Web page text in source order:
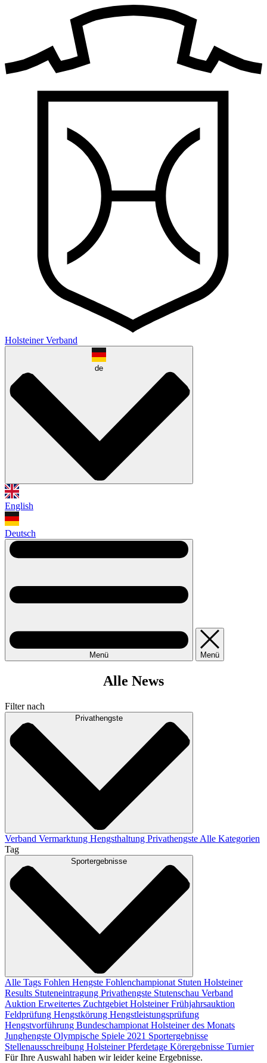
Holsteiner Verband
de
English
Deutsch
Menü Menü
Alle News
Filter nach
Privathengste
Verband Vermarktung Hengsthaltung PrivathengsteAlle Kategorien
Tag
Sportergebnisse
Alle Tags Fohlen Hengste Fohlenchampionat Stuten Holsteiner
Results Stuteneintragung Privathengste Stutenschau Verband
Auktion Erweitertes Zuchtgebiet Holsteiner Frühjahrsauktion
Feldprüfung Hengstkörung Hengstleistungsprüfung
Hengstvorführung Bundeschampionat Holsteiner des Monats
Junghengste Olympische Spiele 2021 Sportergebnisse
Stellenausschreibung Holsteiner Pferdetage Körergebnisse Turnier
Für Ihre Auswahl haben wir leider keine Ergebnisse.